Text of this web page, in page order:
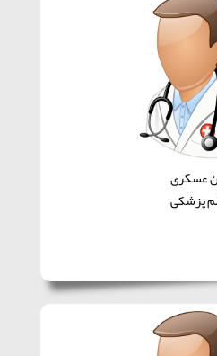
عسکری
پزشکی